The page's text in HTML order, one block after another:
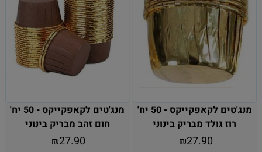
מנג'טים לקאפקייקס - 50 יח'
רוז גולד מבריק בינוני
₪27.90
מנג'טים לקאפקייקס - 50 יח'
חום זהב מבריק בינוני
₪27.90